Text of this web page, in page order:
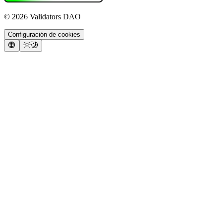
© 2026 Validators DAO
Configuración de cookies